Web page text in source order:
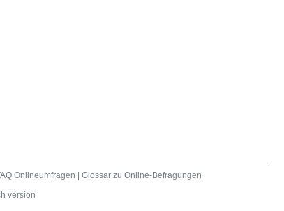
Onlineumfragen
Glossar zu Online-Befragungen
version